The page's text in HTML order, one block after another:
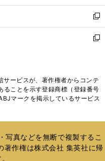
開
く
ウ
で
開
く
ン
ド
ウ
で
ウ
ィ
ン
ド
く
新
し
い
ド
ウ
で
新
ィ
ン
ド
開
く
ービスが、著作権者からコンテ
ることを示す登録商標（登録番号
マークを掲示しているサービス
写真などを無断で複製するこ
著作権は株式会社 集英社に帰